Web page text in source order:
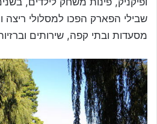
שבילי הפארק הפכו למסלולי ריצה
מסעדות ובתי קפה, שירותים